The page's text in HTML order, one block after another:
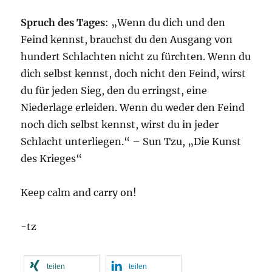
Spruch des Tages: „Wenn du dich und den
Feind kennst, brauchst du den Ausgang von
hundert Schlachten nicht zu fürchten. Wenn du
dich selbst kennst, doch nicht den Feind, wirst
du für jeden Sieg, den du erringst, eine
Niederlage erleiden. Wenn du weder den Feind
noch dich selbst kennst, wirst du in jeder
Schlacht unterliegen.“ – Sun Tzu, „Die Kunst
des Krieges“
Keep calm and carry on!
-tz
teilen teilen